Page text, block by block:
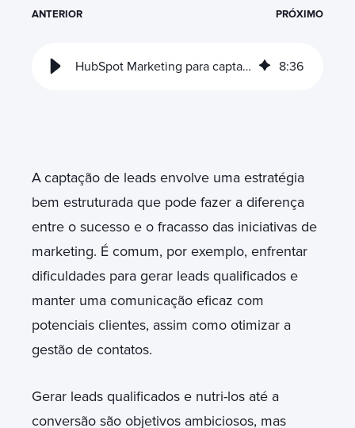
ANTERIOR PRÓXIMO
HubSpot Marketing para captação de leads 8:36
Acaptação de leads envolve uma estratégia
bem estruturada que pode fazer a diferença
entre o sucesso e o fracasso das iniciativas de
marketing. É comum, por exemplo, enfrentar
dificuldades para gerar leads qualificados e
manter uma comunicação eficaz com
potenciais clientes, assim como otimizar a
gestão de contatos.
Gerar leads qualificados e nutri-los até a
conversão são objetivos ambiciosos, mas